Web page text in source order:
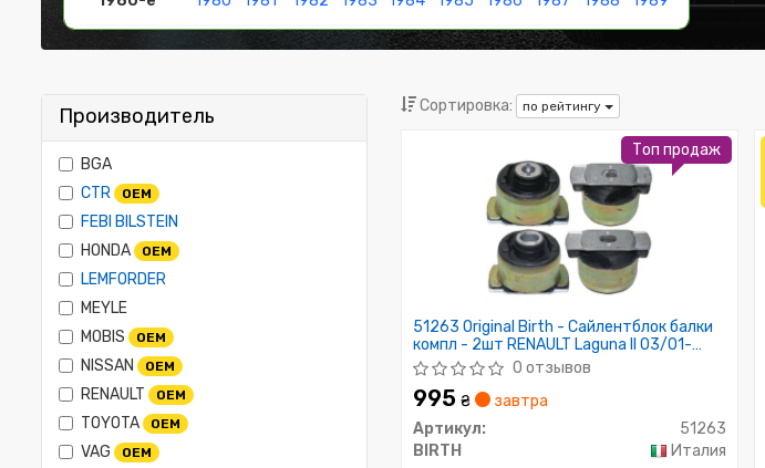
Производитель
BGA
CTR
OEM
FEBI BILSTEIN
HONDA
OEM
LEMFORDER
MEYLE
MOBIS
OEM
NISSAN OEM
RENAULT OEM
TOYOTA OEM
VAG OEM
Сортировка: по рейтингу
51263 Original Birth - Сайлентблок балки
компл - 2шт RENAULT Laguna II 03/01-
комплект 2шт. LEFT + RIGHT
0 отзывов
995 ₴
завтра
Артикул:
51263
BIRTH
Италия
Топ продаж